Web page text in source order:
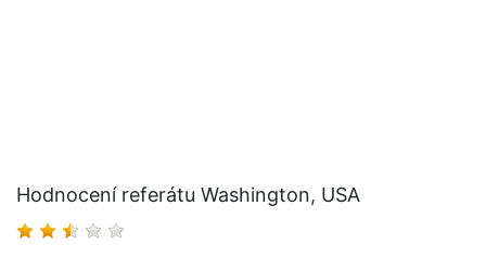
Hodnocení referátu Washington, USA